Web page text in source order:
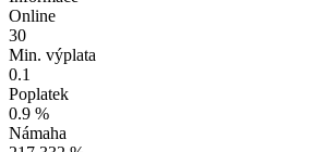
Online
30
Min. výplata
0.1
Poplatek
0.9 %
Námaha